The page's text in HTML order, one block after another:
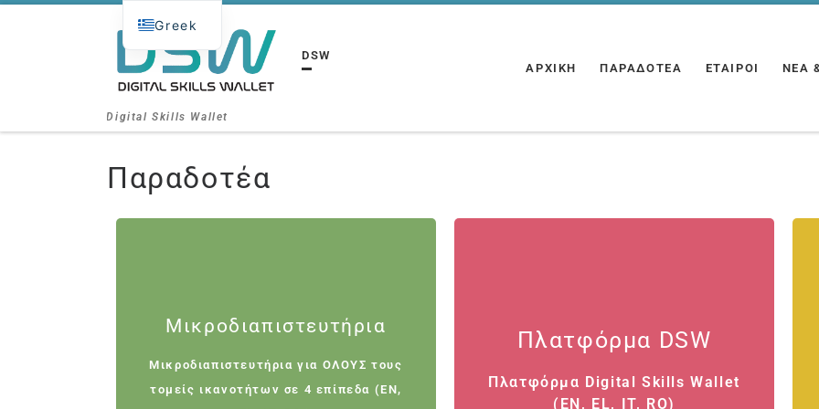
Μετάβαση στο περιεχόμενο
DSW
Digital Skills Wallet
ΑΡΧΙΚΗ ΠΑΡΑΔΟΤΈΑ EΤΑΊΡΟΙ ΝΈΑ
Παραδοτέα
Μικροδιαπιστευτήρια
Μικροδιαπιστευτήρια για ΟΛΟΥΣ τους
τομείς ικανοτήτων σε 4 επίπεδα (EN,
Παραδοτέα 3&4
Πλατφόρμα DSW
Πλατφόρμα Digital Skills Wallet
(EN, EL, IT, RO)
Παραδοτέα 5&6
Πλατφόρμα Digital Skills Wallet
(EN, EL, IT, RO)
Greek